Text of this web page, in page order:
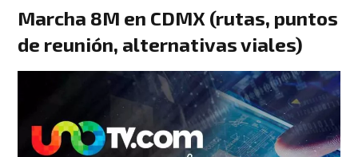
Marcha 8M en CDMX (rutas, puntos
de reunión, alternativas viales)